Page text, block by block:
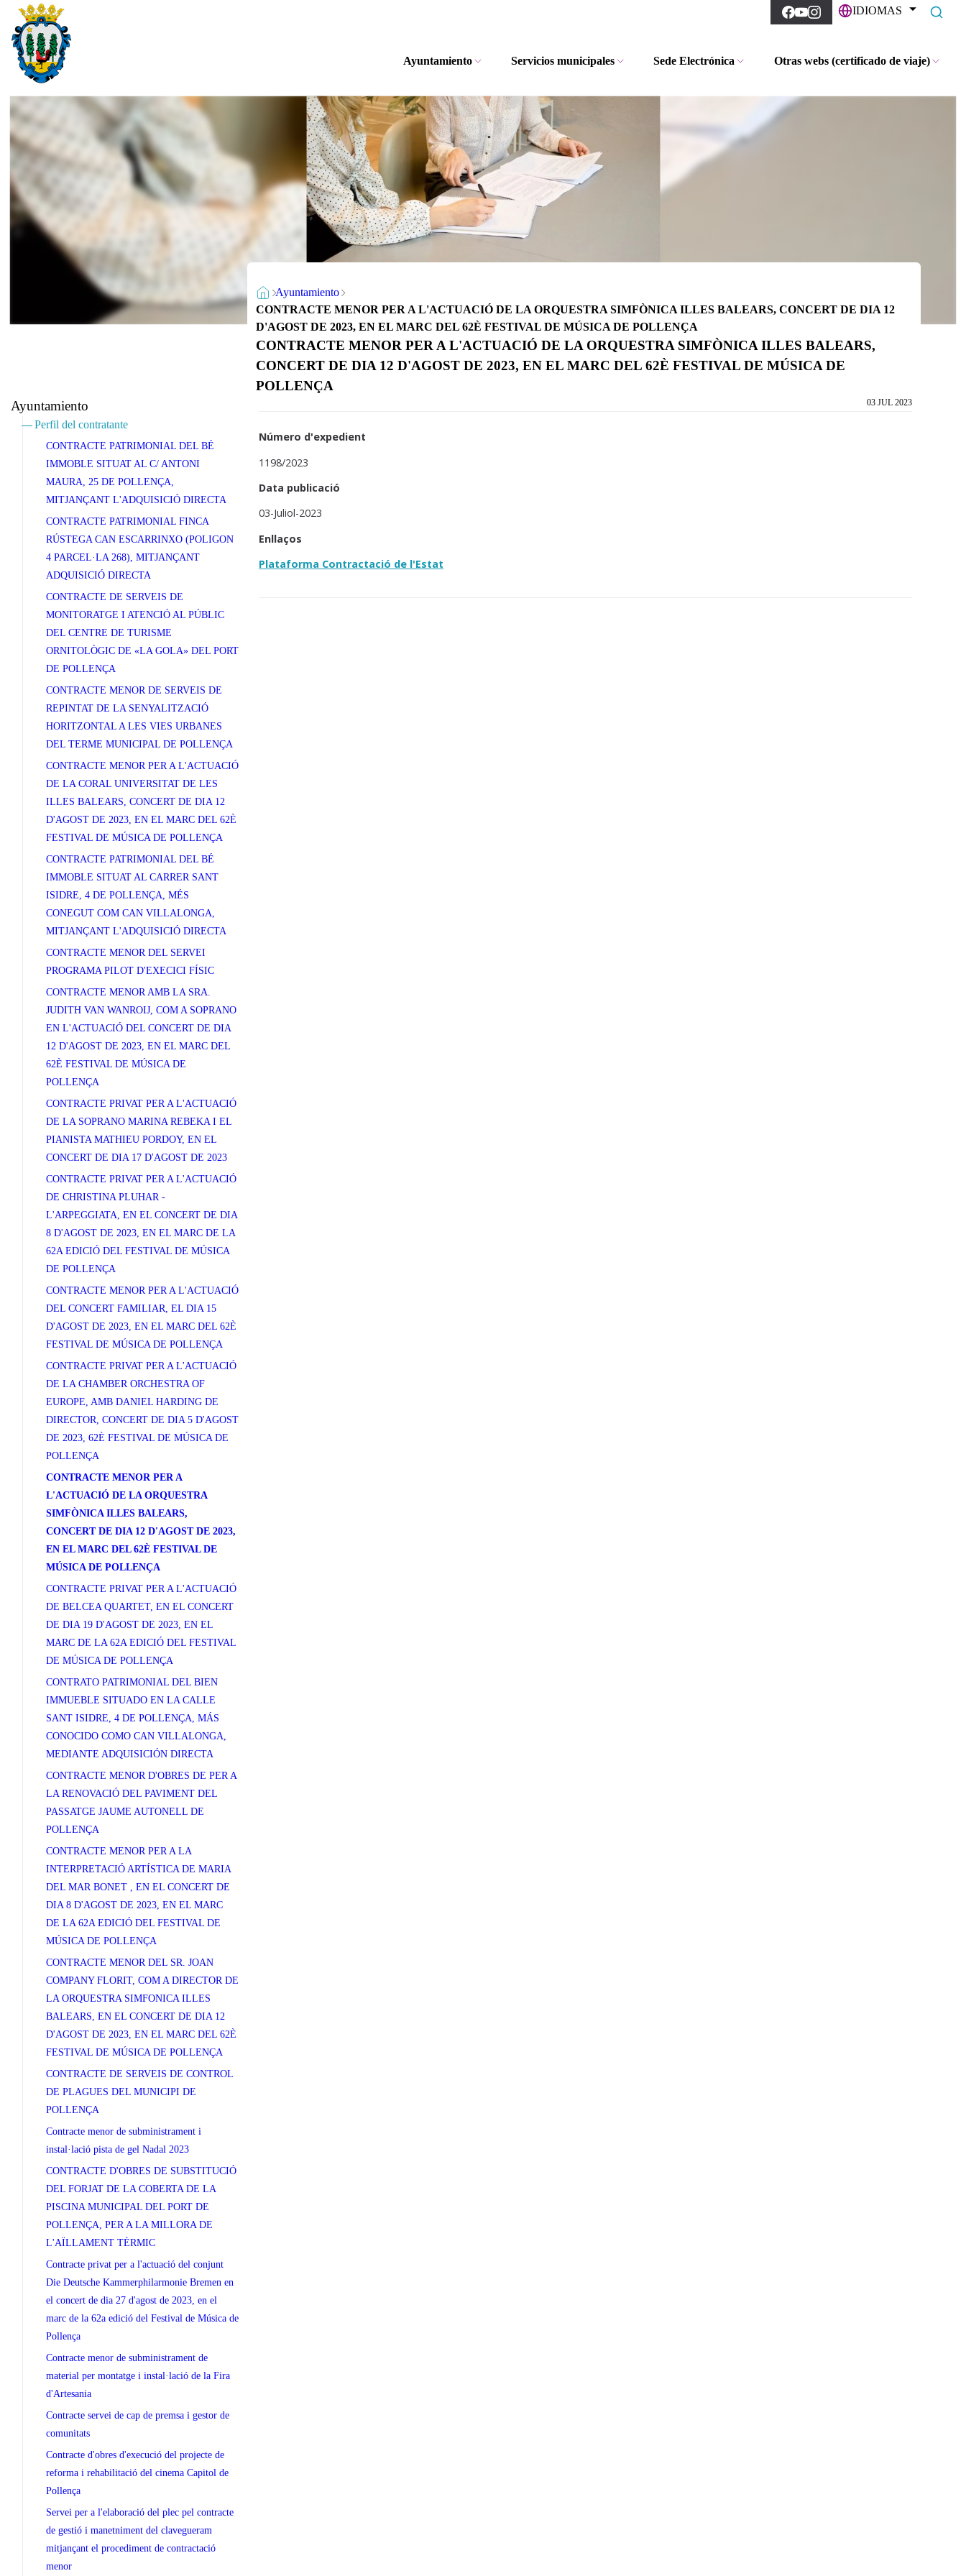
IDIOMAS
Ayuntamiento Servicios municipales Sede Electrónica Otras webs (certificado de viaje)
Ayuntamiento
CONTRACTE MENOR PER A L'ACTUACIÓ DE LA ORQUESTRA SIMFÒNICA ILLES BALEARS, CONCERT DE DIA 12
D'AGOST DE 2023, EN EL MARC DEL 62È FESTIVAL DE MÚSICA DE POLLENÇA
CONTRACTE MENOR PER A L'ACTUACIÓ DE LA ORQUESTRA SIMFÒNICA ILLES BALEARS,
CONCERT DE DIA 12 D'AGOST DE 2023, EN EL MARC DEL 62È FESTIVAL DE MÚSICA DE
POLLENÇA
Ayuntamiento
Perfil del contratante
CONTRACTE PATRIMONIAL DEL BÉ
IMMOBLE SITUAT AL C/ ANTONI
MAURA, 25 DE POLLENÇA,
MITJANÇANT L'ADQUISICIÓ DIRECTA
CONTRACTE PATRIMONIAL FINCA
RÚSTEGA CAN ESCARRINXO (POLIGON
4 PARCEL·LA 268), MITJANÇANT
ADQUISICIÓ DIRECTA
CONTRACTE DE SERVEIS DE
MONITORATGE I ATENCIÓ AL PÚBLIC
DEL CENTRE DE TURISME
ORNITOLÒGIC DE «LA GOLA» DEL PORT
DE POLLENÇA
CONTRACTE MENOR DE SERVEIS DE
REPINTAT DE LA SENYALITZACIÓ
HORITZONTAL A LES VIES URBANES
DEL TERME MUNICIPAL DE POLLENÇA
CONTRACTE MENOR PER A L'ACTUACIÓ
DE LA CORAL UNIVERSITAT DE LES
ILLES BALEARS, CONCERT DE DIA 12
D'AGOST DE 2023, EN EL MARC DEL 62È
FESTIVAL DE MÚSICA DE POLLENÇA
CONTRACTE PATRIMONIAL DEL BÉ
IMMOBLE SITUAT AL CARRER SANT
ISIDRE, 4 DE POLLENÇA, MÉS
CONEGUT COM CAN VILLALONGA,
MITJANÇANT L'ADQUISICIÓ DIRECTA
CONTRACTE MENOR DEL SERVEI
PROGRAMA PILOT D'EXECICI FÍSIC
CONTRACTE MENOR AMB LA SRA.
JUDITH VAN WANROIJ, COM A SOPRANO
EN L'ACTUACIÓ DEL CONCERT DE DIA
12 D'AGOST DE 2023, EN EL MARC DEL
62È FESTIVAL DE MÚSICA DE
POLLENÇA
CONTRACTE PRIVAT PER A L'ACTUACIÓ
DE LA SOPRANO MARINA REBEKA I EL
PIANISTA MATHIEU PORDOY, EN EL
CONCERT DE DIA 17 D'AGOST DE 2023
CONTRACTE PRIVAT PER A L'ACTUACIÓ
DE CHRISTINA PLUHAR -
L'ARPEGGIATA, EN EL CONCERT DE DIA
8 D'AGOST DE 2023, EN EL MARC DE LA
62A EDICIÓ DEL FESTIVAL DE MÚSICA
DE POLLENÇA
CONTRACTE MENOR PER A L'ACTUACIÓ
DEL CONCERT FAMILIAR, EL DIA 15
D'AGOST DE 2023, EN EL MARC DEL 62È
FESTIVAL DE MÚSICA DE POLLENÇA
CONTRACTE PRIVAT PER A L'ACTUACIÓ
DE LA CHAMBER ORCHESTRA OF
EUROPE, AMB DANIEL HARDING DE
DIRECTOR, CONCERT DE DIA 5 D'AGOST
DE 2023, 62È FESTIVAL DE MÚSICA DE
POLLENÇA
CONTRACTE MENOR PER A
L'ACTUACIÓ DE LA ORQUESTRA
SIMFÒNICA ILLES BALEARS,
CONCERT DE DIA 12 D'AGOST DE 2023,
EN EL MARC DEL 62È FESTIVAL DE
MÚSICA DE POLLENÇA
CONTRACTE PRIVAT PER A L'ACTUACIÓ
DE BELCEA QUARTET, EN EL CONCERT
DE DIA 19 D'AGOST DE 2023, EN EL
MARC DE LA 62A EDICIÓ DEL FESTIVAL
DE MÚSICA DE POLLENÇA
CONTRATO PATRIMONIAL DEL BIEN
IMMUEBLE SITUADO EN LA CALLE
SANT ISIDRE, 4 DE POLLENÇA, MÁS
CONOCIDO COMO CAN VILLALONGA,
MEDIANTE ADQUISICIÓN DIRECTA
CONTRACTE MENOR D'OBRES DE PER A
LA RENOVACIÓ DEL PAVIMENT DEL
PASSATGE JAUME AUTONELL DE
POLLENÇA
CONTRACTE MENOR PER A LA
INTERPRETACIÓ ARTÍSTICA DE MARIA
DEL MAR BONET , EN EL CONCERT DE
DIA 8 D'AGOST DE 2023, EN EL MARC
DE LA 62A EDICIÓ DEL FESTIVAL DE
MÚSICA DE POLLENÇA
CONTRACTE MENOR DEL SR. JOAN
COMPANY FLORIT, COM A DIRECTOR DE
LA ORQUESTRA SIMFONICA ILLES
BALEARS, EN EL CONCERT DE DIA 12
D'AGOST DE 2023, EN EL MARC DEL 62È
FESTIVAL DE MÚSICA DE POLLENÇA
CONTRACTE DE SERVEIS DE CONTROL
DE PLAGUES DEL MUNICIPI DE
POLLENÇA
Contracte menor de subministrament i
instal·lació pista de gel Nadal 2023
CONTRACTE D'OBRES DE SUBSTITUCIÓ
DEL FORJAT DE LA COBERTA DE LA
PISCINA MUNICIPAL DEL PORT DE
POLLENÇA, PER A LA MILLORA DE
L'AÏLLAMENT TÈRMIC
Contracte privat per a l'actuació del conjunt
Die Deutsche Kammerphilarmonie Bremen en
el concert de dia 27 d'agost de 2023, en el
marc de la 62a edició del Festival de Música de
Pollença
Contracte menor de subministrament de
material per montatge i instal·lació de la Fira
d'Artesania
Contracte servei de cap de premsa i gestor de
comunitats
Contracte d'obres d'execució del projecte de
reforma i rehabilitació del cinema Capitol de
Pollença
Servei per a l'elaboració del plec pel contracte
de gestió i manetniment del clavegueram
mitjançant el procediment de contractació
menor
03 JUL 2023
Número d'expedient
1198/2023
Data publicació
03-Juliol-2023
Enllaços
Plataforma Contractació de l'Estat